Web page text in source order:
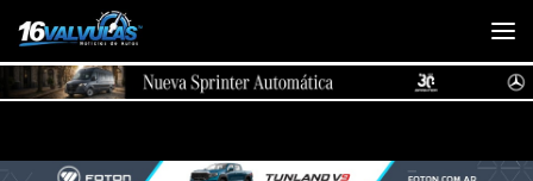
Saltar al contenido